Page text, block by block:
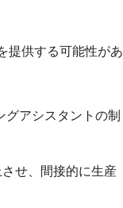
提供する可能性があ
アシスタントの制
せ、間接的に生産